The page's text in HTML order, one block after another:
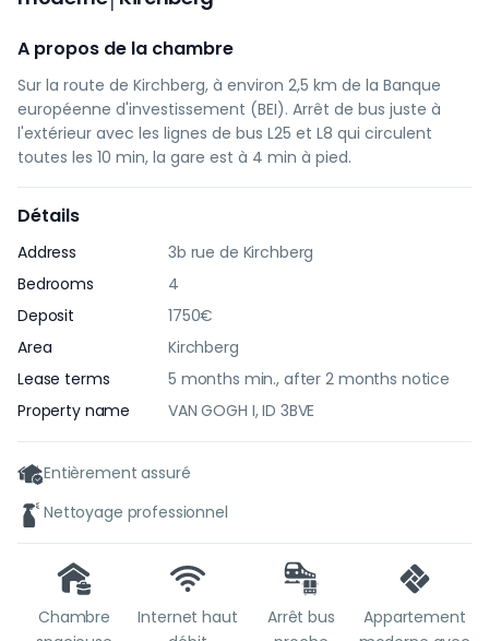
A propos de la chambre
Sur la route de Kirchberg, à environ 2,5 km de la Banque
européenne d'investissement (BEI). Arrêt de bus juste à
l'extérieur avec les lignes de bus L25 et L8 qui circulent
toutes les 10 min, la gare est à 4 min à pied.
Détails
Address
3b rue de Kirchberg
Bedrooms
4
Deposit
1750€
Area
Kirchberg
Lease terms
5 months min., after 2 months notice
Property name
VAN GOGH I, ID 3BVE
Entièrement assuré
Nettoyage professionnel
Chambre
Internet haut
Arrêt bus
Appartement